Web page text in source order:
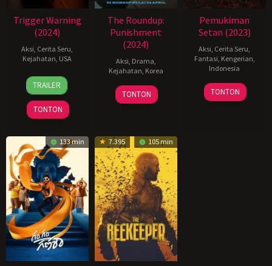
Trigger Warning
(2024)
Aksi, Cerita Seru,
Kejahatan, USA
20
Jun
2024
Mouly
Surya
TRAILER
TONTON
The Roundup:
Punishment
(2024)
Aksi, Drama,
Kejahatan, Korea
24
Apr
허
명
TONTON
Pemukiman
Setan (2023)
Aksi, Cerita Seru,
Fantasi, Kengerian,
Indonesia
25
Jan
Charles
Gozali
TONTON
133 min 7.395 105 min